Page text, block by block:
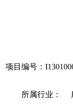
项目编号：
所属行业：